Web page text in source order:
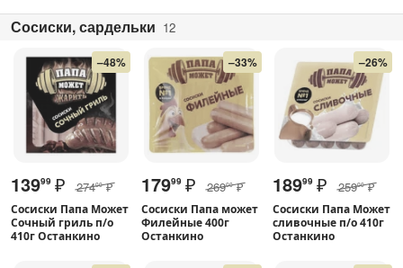
Сосиски, сардельки 12
–48%
13999 ₽ 27400 ₽
Сосиски Папа Может
Сочный гриль п/о
410г Останкино
–33%
17999 ₽ 26900 ₽
Сосиски Папа может
Филейные 400г
Останкино
–26%
18999 ₽ 25900 ₽
Сосиски Папа Может
сливочные п/о 410г
Останкино